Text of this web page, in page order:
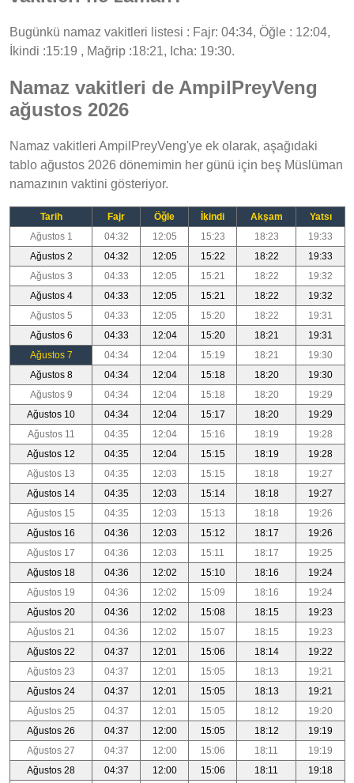
Bugünkü namaz vakitleri listesi : Fajr: 04:34, Öğle : 12:04,
İkindi :15:19 , Mağrip :18:21, Icha: 19:30.
Namaz vakitleri de AmpilPreyVeng
ağustos 2026
Namaz vakitleri AmpilPreyVeng'ye ek olarak, aşağıdaki
tablo ağustos 2026 dönemimin her günü için beş Müslüman
namazının vaktini gösteriyor.
Tarih Fajr Öğle İkindi Akşam
Yatsı
Ağustos 1
04:32 12:05 15:23 18:23
19:33
Ağustos 2
04:32 12:05 15:22 18:22
19:33
Ağustos 3
04:33 12:05 15:21 18:22
19:32
Ağustos 4
04:33 12:05 15:21 18:22
19:32
Ağustos 5
04:33 12:05 15:20 18:22
19:31
Ağustos 6
04:33 12:04 15:20 18:21
19:31
Ağustos 7
04:34 12:04 15:19 18:21
19:30
Ağustos 8
04:34 12:04 15:18 18:20
19:30
Ağustos 9
04:34 12:04 15:18 18:20
19:29
Ağustos 10
04:34 12:04 15:17 18:20
19:29
Ağustos 11
04:35 12:04 15:16 18:19
19:28
Ağustos 12
04:35 12:04 15:15 18:19
19:28
Ağustos 13
04:35 12:03 15:15 18:18
19:27
Ağustos 14
04:35 12:03 15:14 18:18
19:27
Ağustos 15
04:35 12:03 15:13 18:18
19:26
Ağustos 16
04:36 12:03 15:12 18:17
19:26
Ağustos 17
04:36 12:03 15:11 18:17
19:25
Ağustos 18
04:36 12:02 15:10 18:16
19:24
Ağustos 19
04:36 12:02 15:09 18:16
19:24
Ağustos 20
04:36 12:02 15:08 18:15
19:23
Ağustos 21
04:36 12:02 15:07 18:15
19:23
Ağustos 22
04:37 12:01 15:06 18:14
19:22
Ağustos 23
04:37 12:01 15:05 18:13
19:21
Ağustos 24
04:37 12:01 15:05 18:13
19:21
Ağustos 25
04:37 12:01 15:05 18:12
19:20
Ağustos 26
04:37 12:00 15:05 18:12
19:19
Ağustos 27
04:37 12:00 15:06 18:11
19:19
Ağustos 28
04:37 12:00 15:06 18:11
19:18